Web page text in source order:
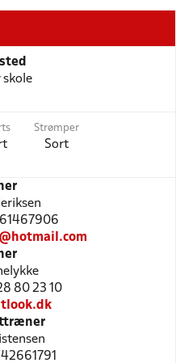
skole
Strømper
Sort
61467906
80 23 10